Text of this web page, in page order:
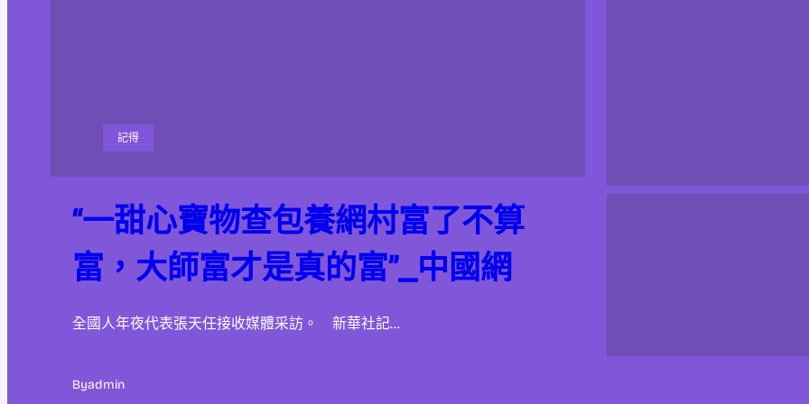
記得
“一甜心寶物查包養網村富了不算
富，大師富才是真的富”_中國網
全國人年夜代表張天任接收媒體采訪。 新華社記…
Byadmin